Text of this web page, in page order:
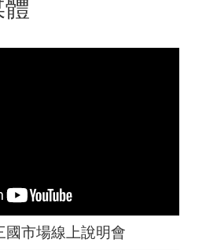
國市場線上說明會